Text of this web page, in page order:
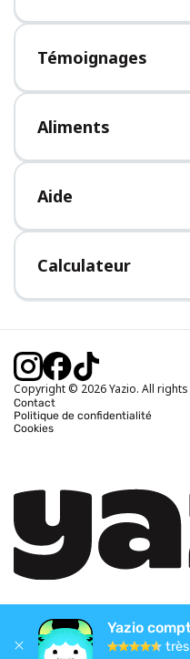
À propos de nous
Postes
Presse
Témoignages
Tous les témoignages
Aliments
Tous les aliments
Aide
Centre d'aide
Calculateur
Calcul IMC
Calcul poids idéal
Calcul calories brûlées
Copyright © 2026 Yazio. All
Contact
Politique de confidentialité
Cookies
Yazio
très